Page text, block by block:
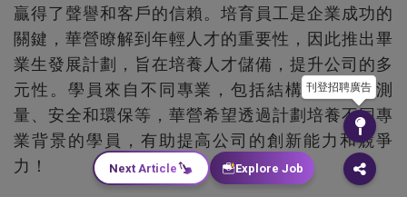
贏得了聲譽和客戶的信賴。培育員工是企業成功的
關鍵，華營瞭解到年輕人才的重要性，因此推出畢
業生發展計劃，旨在培養人才儲備，提升公司的多
元性。學員來自不同專業，包括結構、機電、測
量、安全和環保等，華營希望透過計劃培養不同專
業背景的學員，有助提高公司的創新能力和競爭
力！
刊登招聘廣告
Next Article Explore Job